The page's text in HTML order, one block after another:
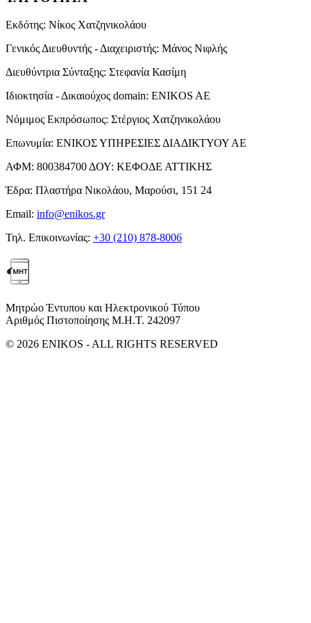
Εκδότης: Νίκος Χατζηνικολάου
Γενικός Διευθυντής - Διαχειριστής: Μάνος Νιφλής
Διευθύντρια Σύνταξης: Στεφανία Κασίμη
Ιδιοκτησία - Δικαιούχος domain: ENIKOS AE
Νόμιμος Εκπρόσωπος: Στέργιος Χατζηνικολάου
Επωνυμία: ΕΝΙΚΟΣ ΥΠΗΡΕΣΙΕΣ ΔΙΑΔΙΚΤΥΟΥ ΑΕ
ΑΦΜ: 800384700 ΔΟΥ: ΚΕΦΟΔΕ ΑΤΤΙΚΗΣ
Έδρα: Πλαστήρα Νικολάου, Μαρούσι, 151 24
Email: info@enikos.gr
Τηλ. Επικοινωνίας: +30 (210) 878-8006
Μητρώο Έντυπου και Ηλεκτρονικού Τύπου
Αριθμός Πιστοποίησης Μ.Η.Τ. 242097
© 2026 ENIKOS - ALL RIGHTS RESERVED